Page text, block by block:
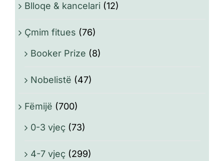
Blloqe & kancelari (12)
Çmim fitues (76)
Booker Prize (8)
Nobelistë (47)
Fëmijë (700)
0-3 vjeç (73)
4-7 vjeç (299)